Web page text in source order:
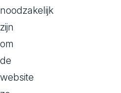
Retailers
noodzakelijk
zijn
om
de
website